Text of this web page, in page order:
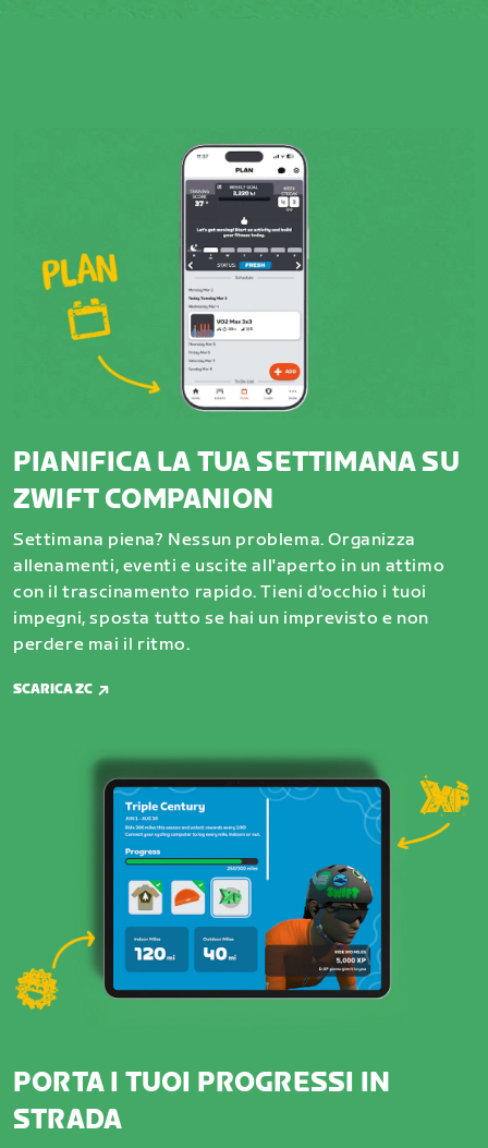
PIANIFICA LA TUA SETTIMANA SU
ZWIFT COMPANION
Settimana piena? Nessun problema. Organizza
allenamenti, eventi e uscite all'aperto in un attimo
con il trascinamento rapido. Tieni d'occhio i tuoi
impegni, sposta tutto se hai un imprevisto e non
perdere mai il ritmo.
SCARICA ZC
PORTA I TUOI PROGRESSI IN
STRADA